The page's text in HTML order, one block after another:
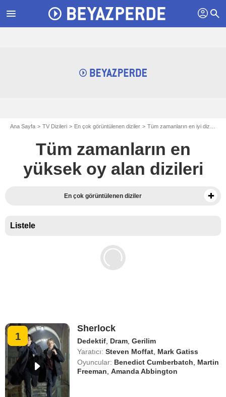
menu profil search
Ana Sayfa TV Dizileri En çok görüntülenen diziler Tüm zamanların en iyi dizileri
Tüm zamanların en
yüksek oy alan dizileri
En çok görüntülenen diziler
Listele
1
Sherlock
Dedektif Dram ,Gerilim
Yaratıcı: Steven Moffat Mark Gatiss
Oyuncular: Benedict Cumberbatch
Martin
Freeman ,Amanda Abbington